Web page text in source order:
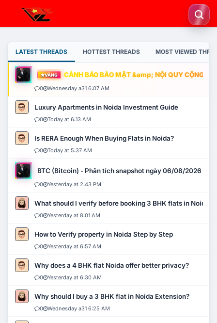
LATEST THREADS HOTTEST THREADS MOST VIEWED
VÀNG CẢNH BÁO BẢO MẬT &amp; NỘI QUY CỘNG
0 Wednesday a31 6:07 AM
Luxury Apartments in Noida Investment Guide
0 Today at 6:13 AM
Is RERA Enough When Buying Flats in Noida?
0 Today at 5:37 AM
BTC (Bitcoin) - Phân tích snapshot ngày 06/08/2026
0 Yesterday at 2:43 PM
What should I verify before booking 3 BHK flats in Noida?
0 Yesterday at 8:01 AM
How to Verify property in Noida Step by Step
0 Yesterday at 6:57 AM
Why does a 4 BHK flat Noida offer better privacy?
0 Yesterday at 6:30 AM
Why should I buy a 3 BHK flat in Noida Extension?
0 Wednesday a31 6:25 AM